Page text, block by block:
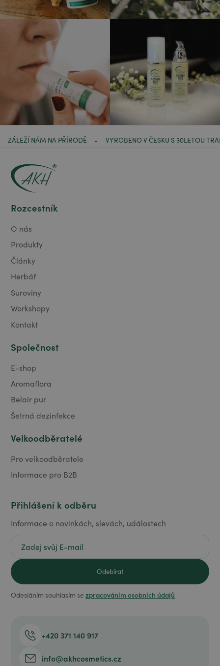
ZÁLEŽÍ NÁM NA PŘÍRODĚ - VYROBENO V ČESKU S 30LETOU
Rozcestník
O nás
Produkty
Články
Herbář
Suroviny
Workshopy
Kontakt
Společnost
E-shop
Aromaflora
Belair pur
Šetrná dezinfekce
Velkoodběratelé
Pro velkoodběratele
Informace pro B2B
Přihlášení k odběru
Informace o novinkách, slevách, událostech
Odesláním souhlasím sezpracováním osobních údajů
+420 371 140 917
info@akhcosmetics.cz